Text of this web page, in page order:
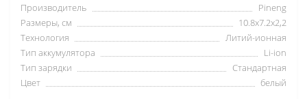
Производитель
Pineng
Размеры, см
10.8x7.2x2,2
Технология
Литий-ионная
Тип аккумулятора
Li-ion
Тип зарядки
Стандартная
Цвет
белый